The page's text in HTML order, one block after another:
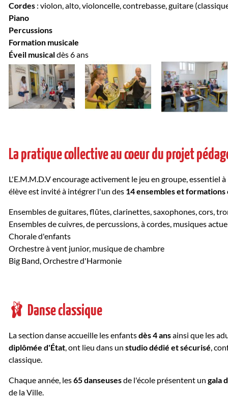
Cordes : violon, alto, violoncelle, contrebasse, guitare
Piano
Percussions
Formation musicale
Éveil musicaldès 6 ans
La pratique collective au coeur du projet
L'E.M.M.D.V encourage activement le jeu en groupe, essentiel
élève est invité à intégrer l'un des 14 ensembles et
Ensembles de guitares, flûtes, clarinettes, saxophones, cors,
Ensembles de cuivres, de percussions, à cordes, musiques
Chorale d'enfants
Orchestre à vent junior, musique de chambre
Big Band, Orchestre d'Harmonie
🩰 Danse classique
La section danse accueille les enfantsdès 4 ansainsi que les
diplômée d'État , ont lieu dans un studio dédié et sécurisé ,
classique.
Chaque année, les65 danseusesde l'école présentent un gala
de la Ville.